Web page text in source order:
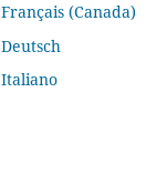
Français (Canada)
Deutsch
Italiano